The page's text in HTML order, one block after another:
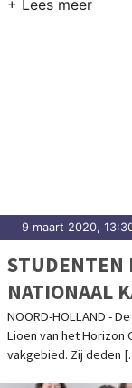
9 maart 2020,
STUDENTEN
NATIONAAL
NOORD-HOLLAND -
Lioen van het Horizon
vakgebied. Zij deden